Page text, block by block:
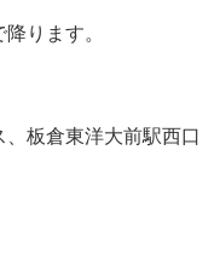
ります。
板倉東洋大前駅西口